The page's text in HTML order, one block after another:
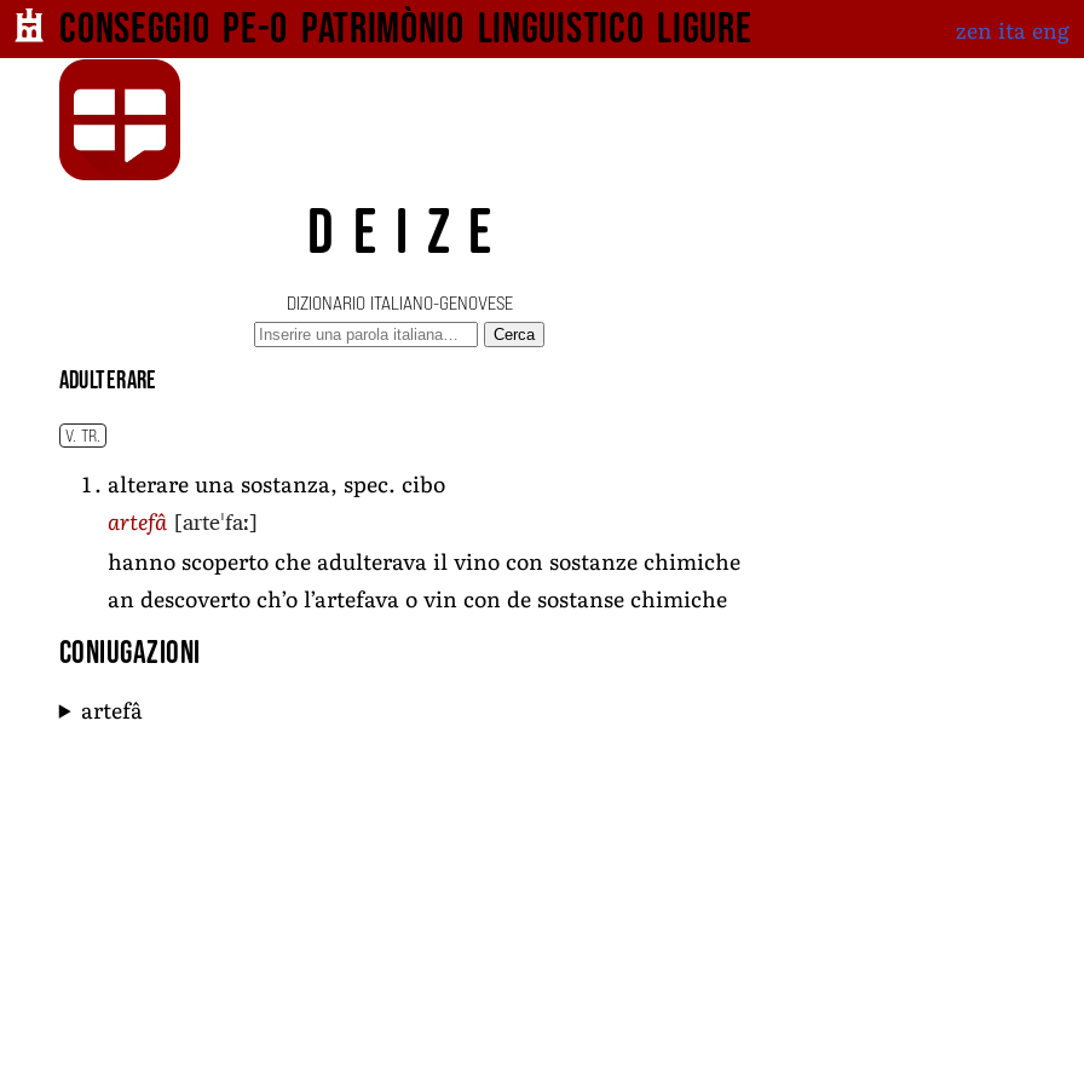
Conseggio pe-o patrimònio linguistico ligure zen ita eng
DEIZE
DIZIONARIO ITALIANO-GENOVESE
Cerca
adulterare
V. TR.
alterare una sostanza, spec. cibo
artefâ [arteˈfaː]
hanno scoperto che adulterava il vino con sostanze chimiche
an descoverto ch’o l’artefava o vin con de sostanse chimiche
Coniugazioni
artefâ